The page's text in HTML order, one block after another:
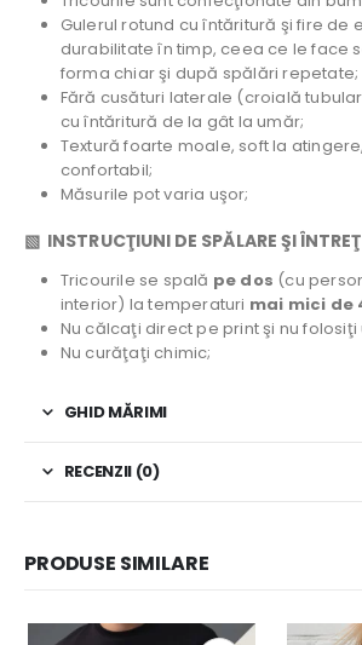
Gulerul rotund cu întăritură şi fire de
durabilitate în timp, ceea ce le face
forma chiar şi după spălări repetate;
Fără cusături laterale (croială
cu întăritură de la gât la umăr;
Textură foarte moale, soft la
confortabil;
Măsurile pot varia uşor;
▧ INSTRUCŢIUNI DE SPĂLARE ŞI
Tricourile se spală pe dos (cu
interior) la temperaturi mai mici de
Nu călcaţi direct pe print şi nu
Nu curăţaţi chimic;
GHID MĂRIMI
RECENZII (0)
PRODUSE SIMILARE